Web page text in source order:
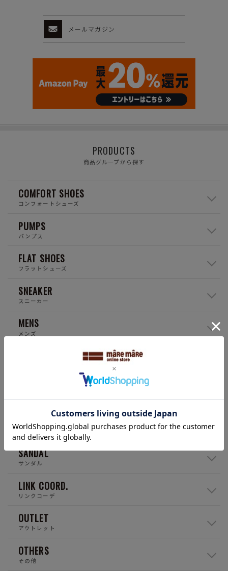
メールマガジン
PRODUCTS
商品グループから探す
COMFORT SHOES
コンフォートシューズ
PUMPS
パンプス
FLAT SHOES
フラットシューズ
SNEAKER
スニーカー
MENS
メンズ
レイン
BOOTS
ブーツ
SANDAL
サンダル
LINK COORD.
リンクコーデ
OUTLET
アウトレット
OTHERS
その他